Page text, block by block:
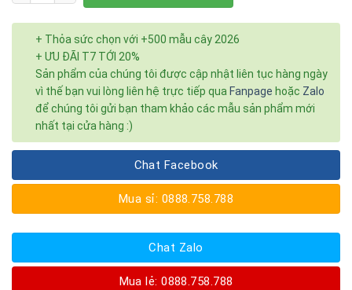
+ Thỏa sức chọn với +500 mẫu cây 2026
+ ƯU ĐÃI T7 TỚI 20%
Sản phẩm của chúng tôi được cập nhật liên tục hàng ngày
vì thế bạn vui lòng liên hệ trực tiếp qua Fanpage hoặc Zalo
để chúng tôi gửi bạn tham khảo các mẫu sản phẩm mới
nhất tại cửa hàng :)
Chat Facebook
Mua sỉ: 0888.758.788
Chat Zalo
Mua lẻ: 0888.758.788